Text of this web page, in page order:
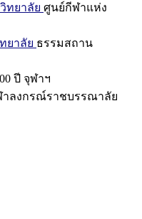
ทยาลัย ศูนย์กีฬาแห่ง
ยาลัย ธรรมสถาน
ปี จุฬาฯ
าลงกรณ์ราชบรรณาลัย